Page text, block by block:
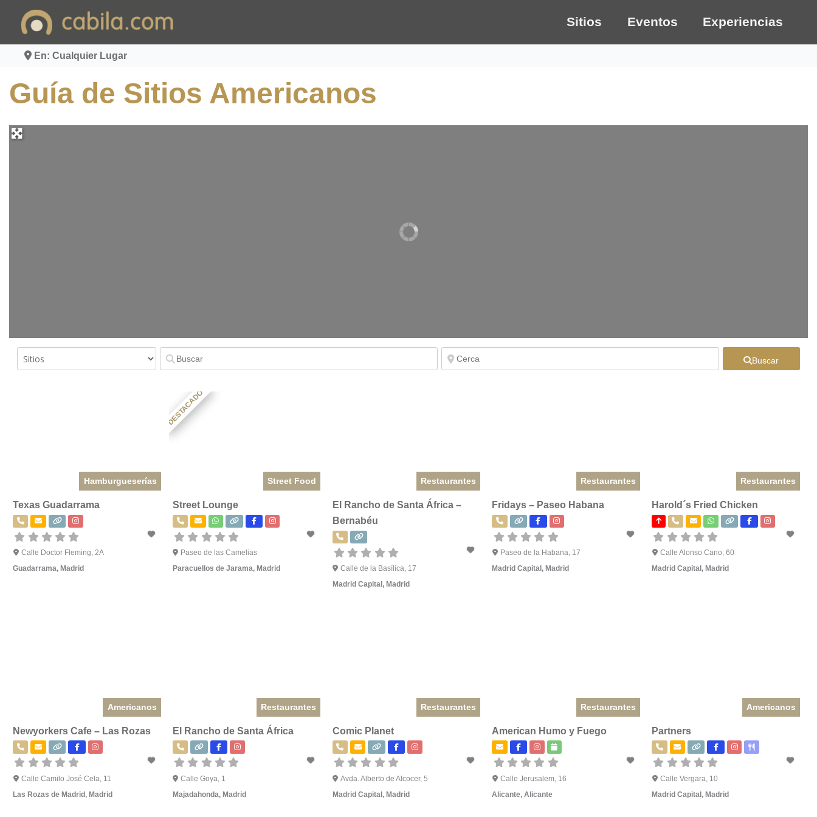
Sitios Eventos Experiencias
En: Cualquier Lugar
Guía de Sitios Americanos
Buscar
Hamburgueserías
Texas Guadarrama
Calle Doctor Fleming, 2A
Guadarrama, Madrid
DESTACADO
Street Food
Street Lounge
Paseo de las Camelias
Paracuellos de Jarama, Madrid
Restaurantes
El Rancho de Santa África –
Bernabéu
Calle de la Basílica, 17
Madrid Capital , Madrid
Restaurantes
Fridays – Paseo Habana
Paseo de la Habana, 17
Madrid Capital , Madrid
Restaurantes
Harold´s Fried Chicken
Calle Alonso Cano, 60
Madrid Capital , Madrid
Americanos
Newyorkers Cafe – Las Rozas
Calle Camilo José Cela, 11
Las Rozas de Madrid, Madrid
Restaurantes
El Rancho de Santa África
Calle Goya, 1
Majadahonda, Madrid
Restaurantes
Comic Planet
Avda. Alberto de Alcocer, 5
Madrid Capital, Madrid
Restaurantes
American Humo y Fuego
Calle Jerusalem, 16
Alicante,Alicante
Americanos
Partners
Calle Vergara, 10
Madrid Capital,Madrid